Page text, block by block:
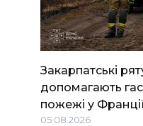
Закарпатські
допомагають
пожежі у
05.08.2026